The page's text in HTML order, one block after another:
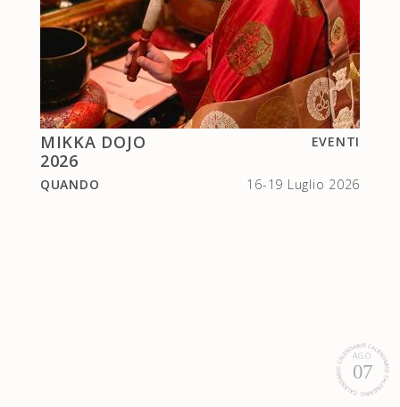
MIKKA DOJO
2026
EVENTI
QUANDO 16-19 Luglio 2026
AGO
07